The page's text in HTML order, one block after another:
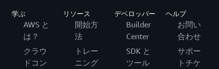
学ぶ
AWS と
は？
クラウ
ドコン
リソース
開始方
法
トレー
ニング
デベロッパー
Builder
Center
SDK と
ツール
ヘルプ
お問い
合わせ
サポー
トチケ